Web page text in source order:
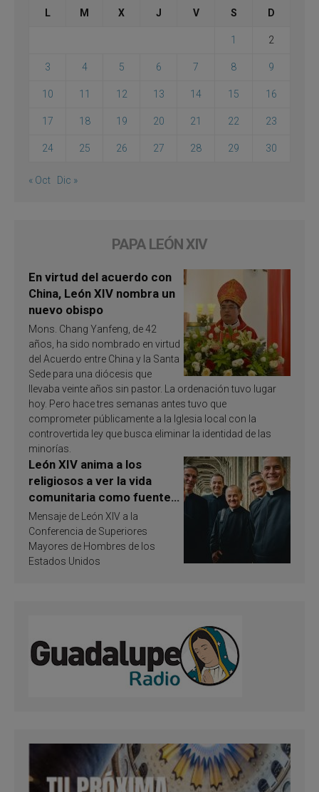
L M X J V S D
1 2
3 4 5 6 7 8 9
10 11 12 13 14 15 16
17 18 19 20 21 22 23
24 25 26 27 28 29 30
« Oct Dic »
PAPA LEÓN XIV
En virtud del acuerdo con
China, León XIV nombra un
nuevo obispo
Mons. Chang Yanfeng, de 42
años, ha sido nombrado en virtud
del Acuerdo entre China y la Santa
Sede para una diócesis que
llevaba veinte años sin pastor. La ordenación tuvo lugar
hoy. Pero hace tres semanas antes tuvo que
comprometer públicamente a la Iglesia local con la
controvertida ley que busca eliminar la identidad de las
minorías.
León XIV anima a los
religiosos a ver la vida
comunitaria como fuente
de inspiración y
santificación
Mensaje de León XIV a la
Conferencia de Superiores
Mayores de Hombres de los
Estados Unidos